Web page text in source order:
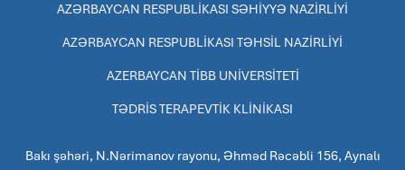
AZƏRBAYCAN RESPUBLİKASI SƏHİYYƏ NAZİRLİYİ
AZƏRBAYCAN RESPUBLİKASI TƏHSİL NAZİRLİYİ
AZERBAYCAN TİBB UNİVERSİTETİ
TƏDRİS TERAPEVTİK KLİNİKASI
Bakı şəhəri, N.Nərimanov rayonu, Əhməd Rəcəbli 156, Aynalı